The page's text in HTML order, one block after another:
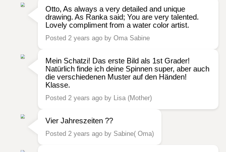
Otto, As always a very detailed and unique
drawing. As Ranka said; You are very talented.
Lovely compliment from a water color artist.
Posted 2 years ago by Oma Sabine
Mein Schatzi! Das erste Bild als 1st Grader!
Natürlich finde ich deine Spinnen super, aber auch
die verschiedenen Muster auf den Händen!
Klasse.
Posted 2 years ago by Lisa (Mother)
Vier Jahreszeiten ??
Posted 2 years ago by Sabine( Oma)